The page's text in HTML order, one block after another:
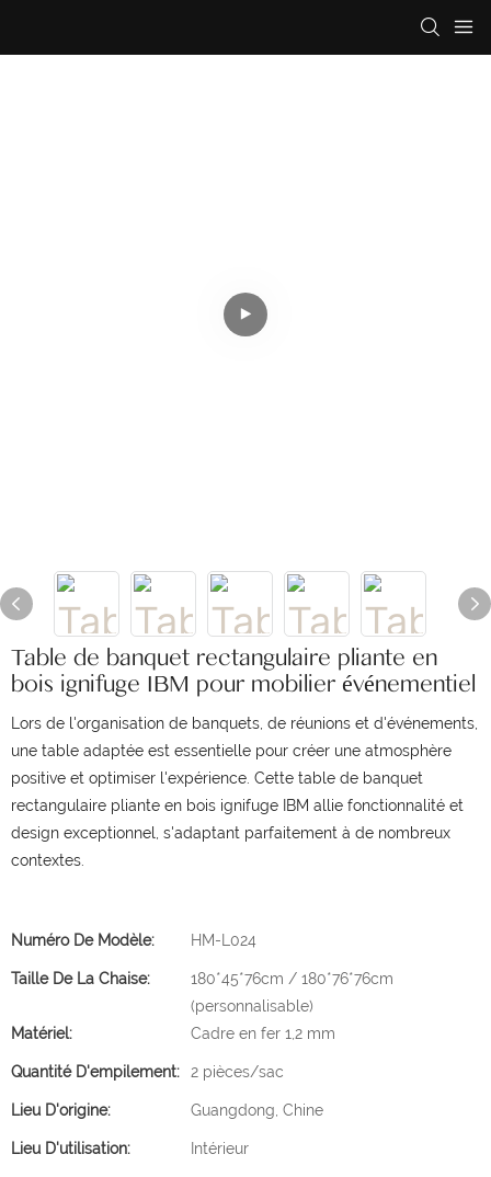
Table de banquet rectangulaire pliante en
bois ignifuge IBM pour mobilier événementiel
Lors de l'organisation de banquets, de réunions et d'événements,
une table adaptée est essentielle pour créer une atmosphère
positive et optimiser l'expérience. Cette table de banquet
rectangulaire pliante en bois ignifuge IBM allie fonctionnalité et
design exceptionnel, s'adaptant parfaitement à de nombreux
contextes.
Numéro De Modèle: HM-L024
Taille De La Chaise:
180*45*76cm / 180*76*76cm
(personnalisable)
Matériel:
Cadre en fer 1,2 mm
Quantité D'empilement: 2 pièces/sac
Lieu D'origine: Guangdong, Chine
Lieu D'utilisation: Intérieur